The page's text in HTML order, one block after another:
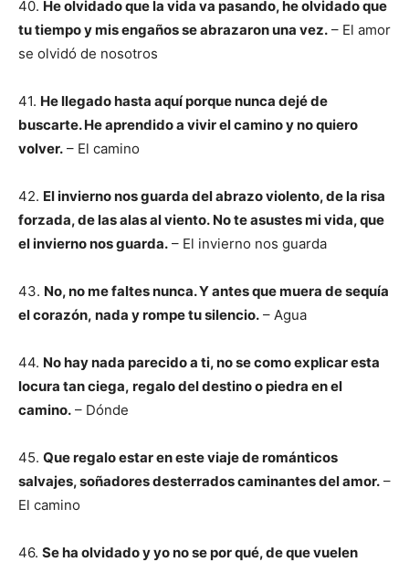
40. He olvidado que la vida va pasando, he olvidado que
tu tiempo y mis engaños se abrazaron una vez. – El amor
se olvidó de nosotros
41. He llegado hasta aquí porque nunca dejé de
buscarte. He aprendido a vivir el camino y no quiero
volver. – El camino
42. El invierno nos guarda del abrazo violento, de la risa
forzada, de las alas al viento. No te asustes mi vida, que
el invierno nos guarda. – El invierno nos guarda
43. No, no me faltes nunca. Y antes que muera de sequía
el corazón, nada y rompe tu silencio. – Agua
44. No hay nada parecido a ti, no se como explicar esta
locura tan ciega, regalo del destino o piedra en el
camino. – Dónde
45. Que regalo estar en este viaje de románticos
salvajes, soñadores desterrados caminantes del amor. –
El camino
46. Se ha olvidado y yo no se por qué, de que vuelen